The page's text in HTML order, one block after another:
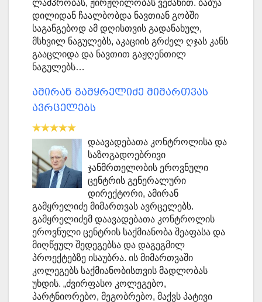
ლამპრობას, ჟირჟღილობას ვეძახით. ბაბუა
დილიდან ჩაალბობდა ნავთიან გობში
საგანგებოდ ამ დღისთვის გადანახულ,
მსხვილ ნაგულებს, აკაციის გრძელ ღჯას კანს
გააცლიდა და ნავთით გაჟღენთილ
ნაგულებს…
ამირან გამყრელიძე მიმართვას
ავრცელებს
დაავადებათა კონტროლისა და
საზოგადოებრივი
ჯანმრთელობის ეროვნული
ცენტრის გენერალური
დირექტორი, ამირან
გამყრელიძე მიმართვას ავრცელებს.
გამყრელიძემ დაავადებათა კონტროლის
ეროვნული ცენტრის საქმიანობა შეაფასა და
მიღწეულ შედეგებსა და დაგეგმილ
პროექტებზე ისაუბრა. ის მიმართვაში
კოლეგებს საქმიანობისთვის მადლობას
უხდის. „ძვირფასო კოლეგებო,
პარტნიორებო, მეგობრებო, მაქვს პატივი